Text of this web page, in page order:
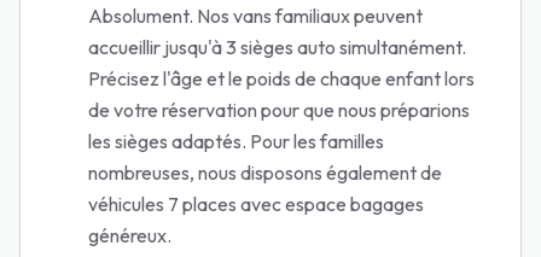
Absolument. Nos vans familiaux peuvent
accueillir jusqu'à 3 sièges auto simultanément.
Précisez l'âge et le poids de chaque enfant lors
de votre réservation pour que nous préparions
les sièges adaptés. Pour les familles
nombreuses, nous disposons également de
véhicules 7 places avec espace bagages
généreux.